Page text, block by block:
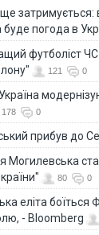
затримується:
буде погода в
футболіст
121 0
178 0
прибув до
Могилевська
80 0
еліта
- Bloomberg